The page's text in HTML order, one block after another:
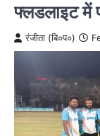
फ्लडलाइट में
रंजीता (बि०प०)